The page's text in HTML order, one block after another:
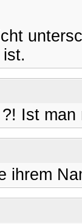
Ist
ihrem